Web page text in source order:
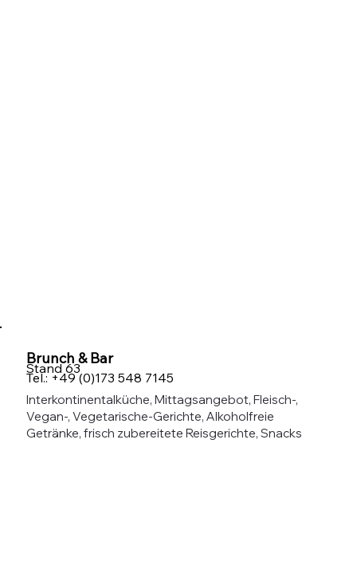
Brunch & Bar
Stand 63
Tel.: +49 (0)173 548 7145
Interkontinentalküche, Mittagsangebot, Fleisch-,
Vegan-, Vegetarische-Gerichte, Alkoholfreie
Getränke, frisch zubereitete Reisgerichte, Snacks